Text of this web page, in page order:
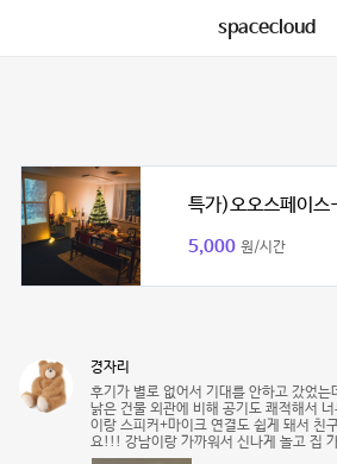
spacecloud
특가)오오스페이
5,000 원/시간
경자리
후기가 별로 없어서 기대를 안하고 갔었
낡은 건물 외관에 비해 공기도 쾌적해서
이랑 스피커+마이크 연결도 쉽게 돼서 친
요!!! 강남이랑 가까워서 신나게 놀고 집